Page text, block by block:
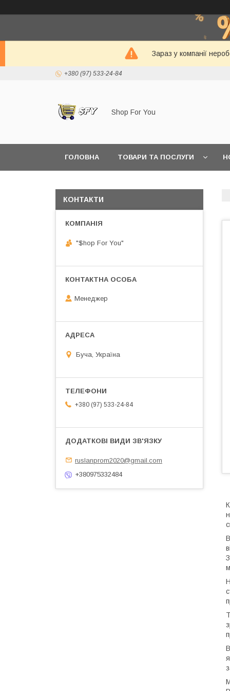
Зараз у компанії
+380 (97) 533-24-84
Shop For You
ГОЛОВНА ТОВАРИ ТА ПОСЛУГИ
КОНТАКТИ
"$hop For You"
Менеджер
Буча, Україна
+380 (97) 533-24-84
ruslanprom2020@gmail.com
+380975332484